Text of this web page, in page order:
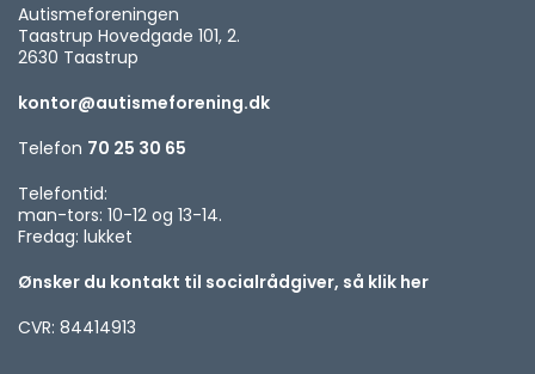
Autismeforeningen
Taastrup Hovedgade 101, 2.
2630 Taastrup
kontor@autismeforening.dk
Telefon 70 25 30 65
Telefontid:
man-tors: 10-12 og 13-14.
Fredag: lukket
Ønsker du kontakt til socialrådgiver, så klik her
CVR: 84414913